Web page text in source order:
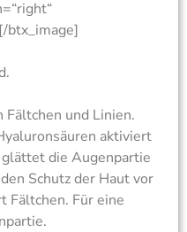
btx_image]
und Linien.
aktiviert
die Augenpartie
Schutz der Haut vor
Fältchen. Für eine